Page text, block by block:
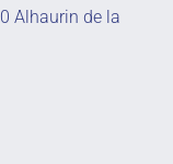
Alhaurin de la